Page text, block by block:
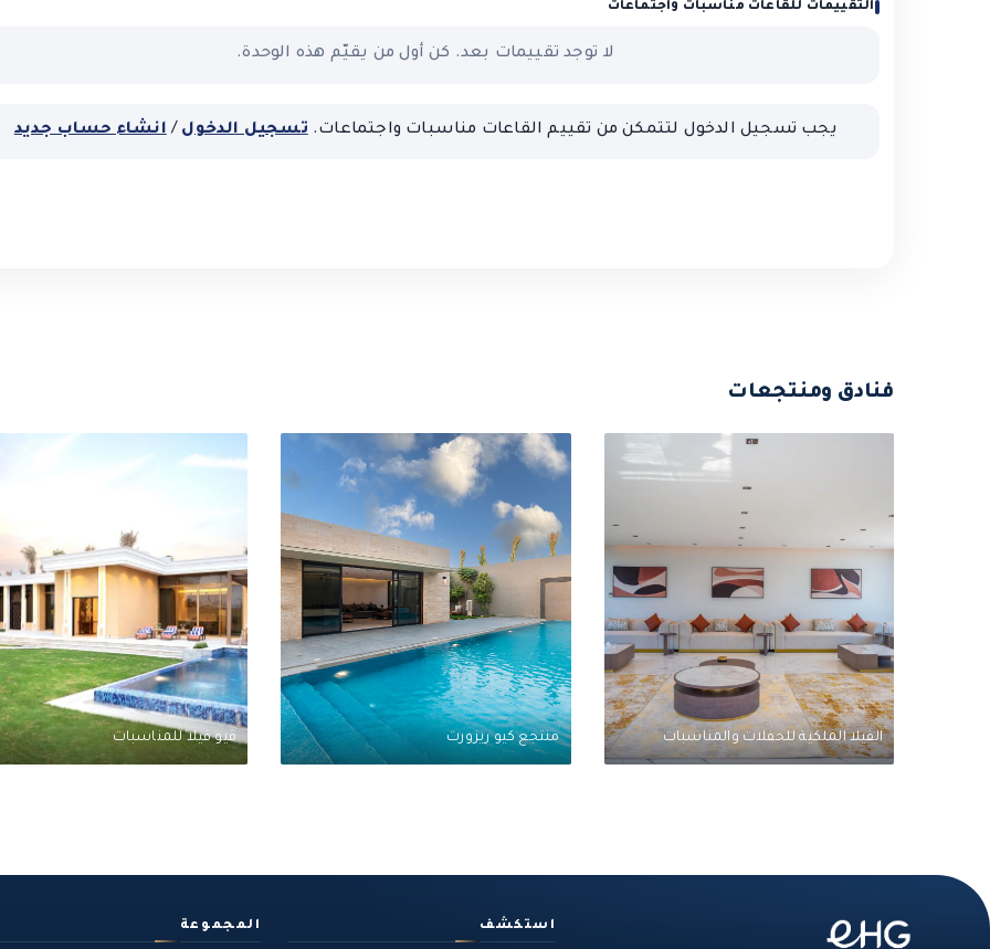
التقييمات للقاعات مناسبات واجتماعات
لا توجد تقييمات بعد. كن أول من يقيّم هذه الوحدة.
يجب تسجيل الدخول لتتمكن من تقييم القاعات مناسبات واجتماعات.تسجيل الدخول /انشاء حساب جديد
فنادق ومنتجعات
الفيلا الملكية للحفلات والمناسبات منتجع كيو ريزورت ڤيو فيلا للمناسبات
استكشف المجموعة